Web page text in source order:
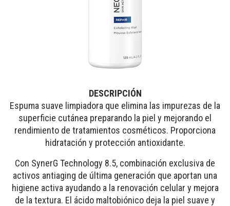
DESCRIPCIÓN
Espuma suave limpiadora que elimina las impurezas de la
superficie cutánea preparando la piel y mejorando el
rendimiento de tratamientos cosméticos. Proporciona
hidratación y protección antioxidante.
Con SynerG Technology 8.5, combinación exclusiva de
activos antiaging de última generación que aportan una
higiene activa ayudando a la renovación celular y mejora
de la textura. El ácido maltobiónico deja la piel suave y